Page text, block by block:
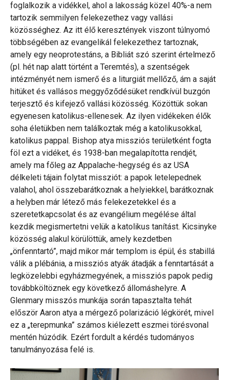
foglalkozik a vidékkel, ahol a lakosság közel 40%-a nem
tartozik semmilyen felekezethez vagy vallási
közösséghez. Az itt élő keresztények viszont túlnyomó
többségében az evangelikál felekezethez tartoznak,
amely egy neoprotestáns, a Bibliát szó szerint értelmező
(pl. hét nap alatt történt a Teremtés), a szentségek
intézményét nem ismerő és a liturgiát mellőző, ám a saját
hitüket és vallásos meggyőződésüket rendkívül buzgón
terjesztő és kifejező vallási közösség. Közöttük sokan
egyenesen katolikus-ellenesek. Az ilyen vidékeken élők
soha életükben nem találkoztak még a katolikusokkal,
katolikus pappal. Bishop atya missziós területként fogta
föl ezt a vidéket, és 1938-ban megalapította rendjét,
amely ma főleg az Appalache-hegység és az USA
délkeleti tájain folytat missziót: a papok letelepednek
valahol, ahol összebarátkoznak a helyiekkel, barátkoznak
a helyben már létező más felekezetekkel és a
szeretetkapcsolat és az evangélium megélése által
kezdik megismertetni velük a katolikus tanítást. Kicsinyke
közösség alakul körülöttük, amely kezdetben
„önfenntartó”, majd mikor már templom is épül, és stabillá
válik a plébánia, a missziós atyák átadják a fenntartását a
legközelebbi egyházmegyének, a missziós papok pedig
továbbköltöznek egy következő állomáshelyre. A
Glenmary misszós munkája során tapasztalta tehát
először Aaron atya a mérgező polarizáció légkörét, mivel
ez a „terepmunka” számos kiélezett eszmei törésvonal
mentén húzódik. Ezért fordult a kérdés tudományos
tanulmányozása felé is.